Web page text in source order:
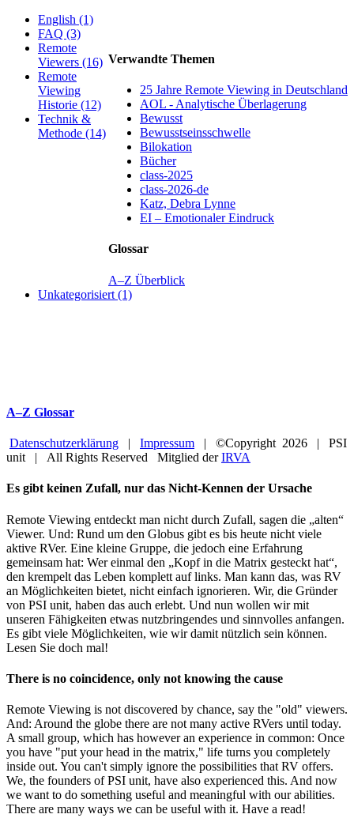
Verwandte Themen
25 Jahre Remote Viewing in Deutschland
AOL - Analytische Überlagerung
Bewusst
Bewusstseinsschwelle
Bilokation
Bücher
class-2025
class-2026-de
Katz, Debra Lynne
EI – Emotionaler Eindruck
Glossar
A–Z Überblick
English (1)
FAQ (3)
Remote
Viewers (16)
Remote
Viewing
Historie (12)
Technik &
Methode (14)
Unkategorisiert (1)
A–Z Glossar
Datenschutzerklärung | Impressum | ©Copyright 2026 | PSI
unit | All Rights Reserved Mitglied derIRVA
Close
Bar
Area
Es gibt keinen Zufall, nur das Nicht-Kennen der Ursache
Remote Viewing entdeckt man nicht durch Zufall, sagen die „alten“
Viewer. Und: Rund um den Globus gibt es bis heute nicht viele
aktive RVer. Eine kleine Gruppe, die jedoch eine Erfahrung
gemeinsam hat: Wer einmal den „Kopf in die Matrix gesteckt hat“,
den krempelt das Leben komplett auf links. Man kann das, was RV
an Möglichkeiten bietet, nicht einfach ignorieren. Wir, die Gründer
von PSI unit, haben das auch erlebt. Und nun wollen wir mit
unseren Fähigkeiten etwas nutzbringendes und sinnvolles anfangen.
Es gibt viele Möglichkeiten, wie wir damit nützlich sein können.
Lesen Sie doch mal!
There is no coincidence, only not knowing the cause
Remote Viewing is not discovered by chance, say the "old" viewers.
And: Around the globe there are not many active RVers until today.
A small group, which has however an experience in common: Once
you have "put your head in the matrix," life turns you completely
inside out. You can't simply ignore the possibilities that RV offers.
We, the founders of PSI unit, have also experienced this. And now
we want to do something useful and meaningful with our abilities.
There are many ways we can be useful with it. Have a read!